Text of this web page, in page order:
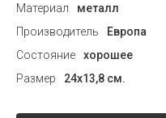
Материал
металл
Производитель
Европа
Состояние
хорошее
Размер
24х13,8 см.